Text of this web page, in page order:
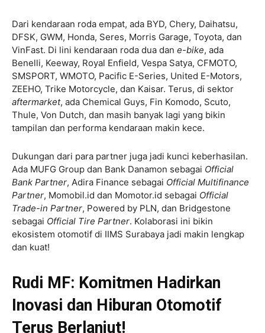
Dari kendaraan roda empat, ada BYD, Chery, Daihatsu,
DFSK, GWM, Honda, Seres, Morris Garage, Toyota, dan
VinFast. Di lini kendaraan roda dua dan e-bike, ada
Benelli, Keeway, Royal Enfield, Vespa Satya, CFMOTO,
SMSPORT, WMOTO, Pacific E-Series, United E-Motors,
ZEEHO, Trike Motorcycle, dan Kaisar. Terus, di sektor
aftermarket, ada Chemical Guys, Fin Komodo, Scuto,
Thule, Von Dutch, dan masih banyak lagi yang bikin
tampilan dan performa kendaraan makin kece.
Dukungan dari para partner juga jadi kunci keberhasilan.
Ada MUFG Group dan Bank Danamon sebagai Official
Bank Partner, Adira Finance sebagai Official Multifinance
Partner, Momobil.id dan Momotor.id sebagai Official
Trade-in Partner, Powered by PLN, dan Bridgestone
sebagai Official Tire Partner. Kolaborasi ini bikin
ekosistem otomotif di IIMS Surabaya jadi makin lengkap
dan kuat!
Rudi MF: Komitmen Hadirkan
Inovasi dan Hiburan Otomotif
Terus Berlanjut!